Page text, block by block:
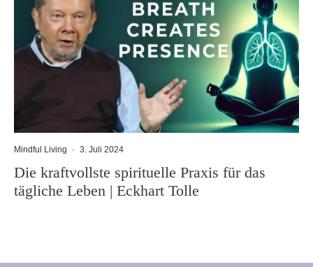
Mindful Living · 3. Juli 2024
Die kraftvollste spirituelle Praxis für das
tägliche Leben | Eckhart Tolle